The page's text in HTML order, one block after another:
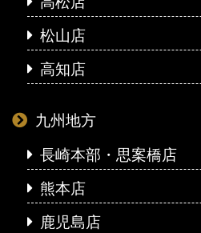
松山店
高知店
九州地方
長崎本部・思案橋店
熊本店
鹿児島店